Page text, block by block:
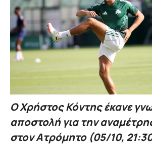
Ο Χρήστος Κόντης έκανε
αποστολή για την
στον Ατρόμητο (05/10,